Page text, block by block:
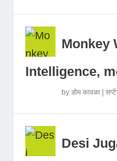
Monkey
Intelligence,
byडोम कावळा |
Desi